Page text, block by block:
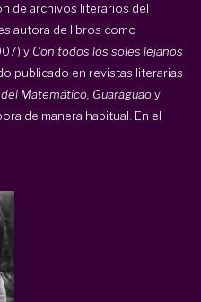
de archivos literarios del
autora de libros como
y Con todos los soles lejanos
publicado en revistas literarias
Matemático, Guaraguaoy
de manera habitual. En el